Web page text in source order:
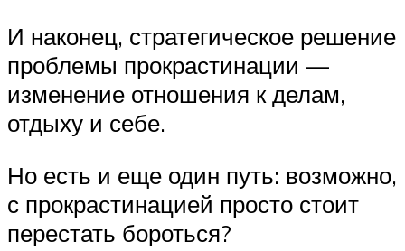
И наконец, стратегическое решение
проблемы прокрастинации —
изменение отношения к делам,
отдыху и себе.
Но есть и еще один путь: возможно,
с прокрастинацией просто стоит
перестать бороться?